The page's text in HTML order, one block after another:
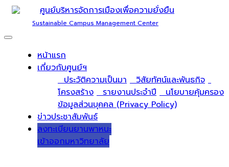
ศูนย์บริหารจัดการเมืองเพื่อความยั่งยืน
Sustainable Campus Management Center
หน้าแรก
เกี่ยวกับศูนย์ฯ
ประวัติความเป็นมา วิสัยทัศน์และพันธกิจ
โครงสร้าง รายงานประจำปี นโยบายคุ้มครอง
ข้อมูลส่วนบุคคล (Privacy Policy)
ข่าวประชาสัมพันธ์
ลงทะเบียนยานพาหนะ
เข้าออกมหาวิทยาลัย